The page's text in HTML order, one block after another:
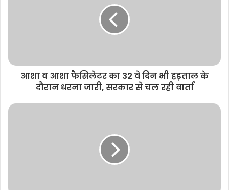
e
आशा व आशा फैसिलेटर का 32 वे दिन भी हड़ताल के
दौरान धरना जारी, सरकार से चल रही वार्ता